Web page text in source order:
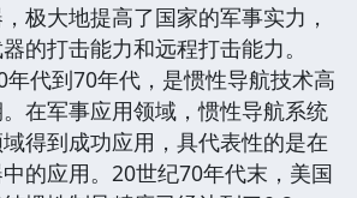
极大地提高了国家的军事实力，
的打击能力和远程打击能力。
代到70年代，是惯性导航技术高
在军事应用领域，惯性导航系统
得到成功应用，具代表性的是在
的应用。20世纪70年代末，美国